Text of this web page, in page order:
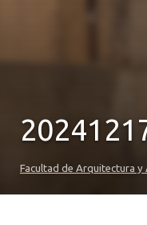
Facultad de Arquitectura y